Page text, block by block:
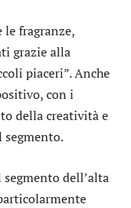
fragranze,
grazie alla
piaceri”. Anche
con i
della creatività e
segmento.
dell’alta